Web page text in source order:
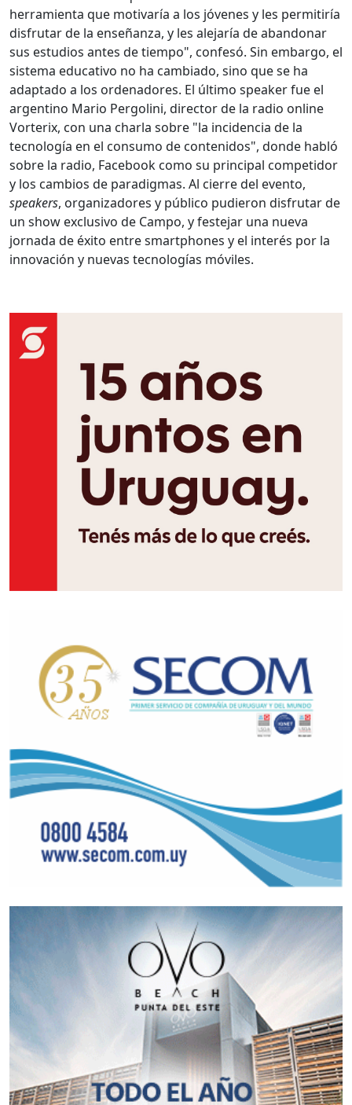
herramienta que motivaría a los jóvenes y les permitiría
disfrutar de la enseñanza, y les alejaría de abandonar
sus estudios antes de tiempo", confesó. Sin embargo, el
sistema educativo no ha cambiado, sino que se ha
adaptado a los ordenadores. El último speaker fue el
argentino Mario Pergolini, director de la radio online
Vorterix, con una charla sobre "la incidencia de la
tecnología en el consumo de contenidos", donde habló
sobre la radio, Facebook como su principal competidor
y los cambios de paradigmas. Al cierre del evento,
speakers, organizadores y público pudieron disfrutar de
un show exclusivo de Campo, y festejar una nueva
jornada de éxito entre smartphones y el interés por la
innovación y nuevas tecnologías móviles.